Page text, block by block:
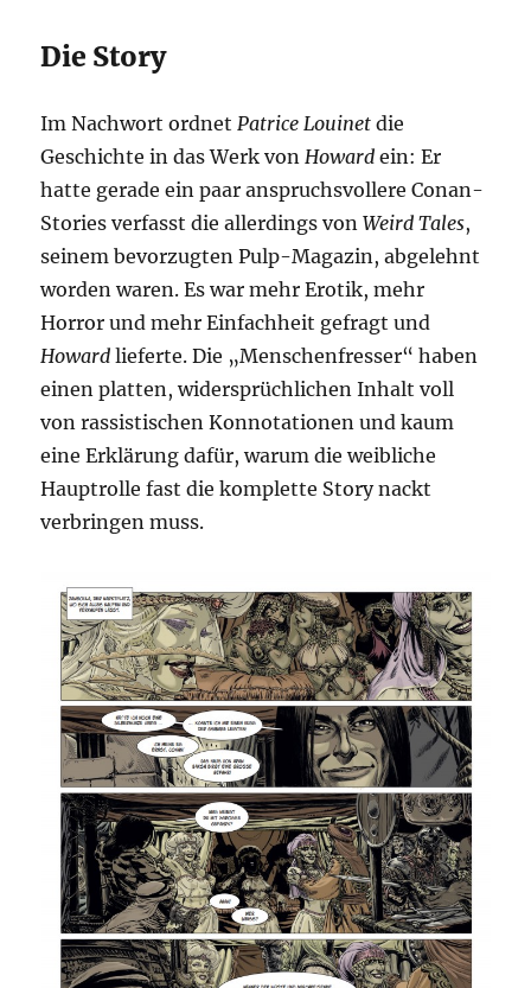
Die Story
Im Nachwort ordnetPatrice Louinet die
Geschichte in das Werk vonHoward ein: Er
hatte gerade ein paar anspruchsvollere Conan-
Stories verfasst die allerdings vonWeird Tales,
seinem bevorzugten Pulp-Magazin, abgelehnt
worden waren. Es war mehr Erotik, mehr
Horror und mehr Einfachheit gefragt und
Howard lieferte. Die „Menschenfresser“ haben
einen platten, widersprüchlichen Inhalt voll
von rassistischen Konnotationen und kaum
eine Erklärung dafür, warum die weibliche
Hauptrolle fast die komplette Story nackt
verbringen muss.